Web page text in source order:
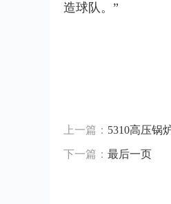
造球队。”
上一篇： 5310高压锅
下一篇： 最后一页